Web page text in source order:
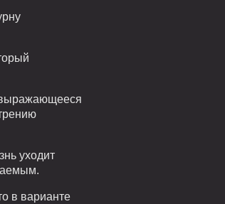
выражающееся
уходит
в варианте